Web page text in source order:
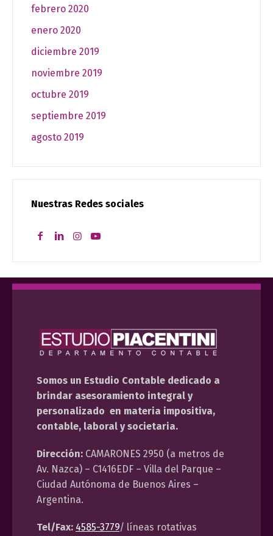
febrero 2020
enero 2020
diciembre 2019
noviembre 2019
octubre 2019
septiembre 2019
agosto 2019
Nuestras Redes sociales
Somos un Estudio Contable dedicado a
brindar asesoramiento integral y
personalizado en materia impositiva,
contable, laboral y societaria.
Dirección: CAMARONES 2950 (a metros de
Av. Nazca) – C1416EDF – Villa del Parque –
Ciudad Autónoma de Buenos Aires –
Argentina.
Tel/Fax: 4585-3779/ líneas rotativas